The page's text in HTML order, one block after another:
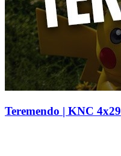
Teremendo | KNC 4x29